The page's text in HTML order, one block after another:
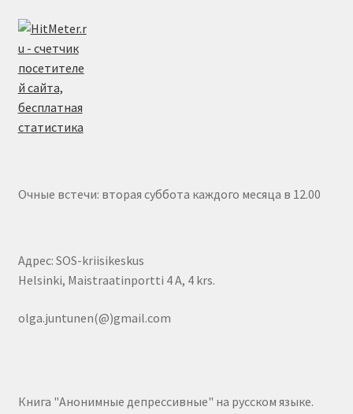
Очные встечи: вторая суббота каждого месяца в 12.00
Адрес: SOS-kriisikeskus
Helsinki, Maistraatinportti 4 A, 4 krs.
olga.juntunen(@)gmail.com
Книга "Анонимные депрессивные" на русском языке.